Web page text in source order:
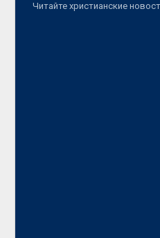
Читайте христианские